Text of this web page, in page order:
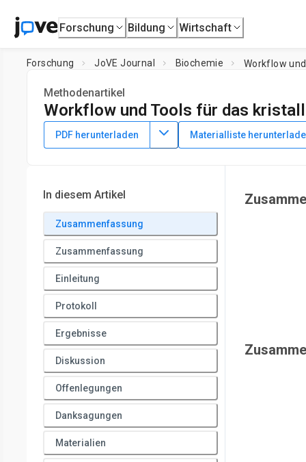
Forschung Bildung Wirtschaft
Forschung JoVE Journal Biochemie Workflow
Methodenartikel
Workflow und Tools für das
DOI: 10.3791/62208 3. März 2021
Jan Wollenhaupt1,Tatjana Barthel1,2,Gustavo M. A. Lima3
Macromolecular Crystallography,
Drug Design Group, Institute of
PDF herunterladen Materialliste
In diesem Artikel
Zusammenfassung
Zusammenfassung
Einleitung
Protokoll
Ergebnisse
Diskussion
Offenlegungen
Danksagungen
Materialien